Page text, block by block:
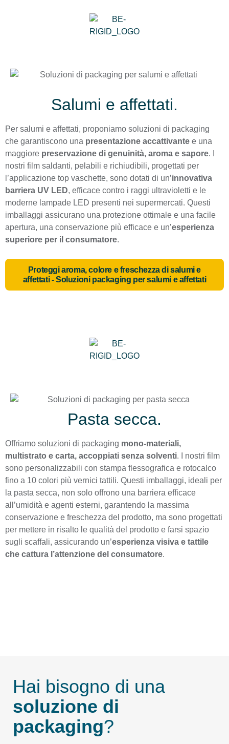
Salumi e affettati.
Per salumi e affettati, proponiamo soluzioni di packaging
che garantiscono una presentazione accattivante e una
maggiore preservazione di genuinità, aroma e sapore. I
nostri film saldanti, pelabili e richiudibili, progettati per
l’applicazione top vaschette, sono dotati di un’innovativa
barriera UV LED, efficace contro i raggi ultravioletti e le
moderne lampade LED presenti nei supermercati. Questi
imballaggi assicurano una protezione ottimale e una facile
apertura, una conservazione più efficace e un’esperienza
superiore per il consumatore.
Proteggi aroma, colore e freschezza di salumi e
affettati - Soluzioni packaging per salumi e affettati
Pasta secca.
Offriamo soluzioni di packaging mono-materiali,
multistrato e carta, accoppiati senza solventi. I nostri film
sono personalizzabili con stampa flessografica e rotocalco
fino a 10 colori più vernici tattili. Questi imballaggi, ideali per
la pasta secca, non solo offrono una barriera efficace
all’umidità e agenti esterni, garantendo la massima
conservazione e freschezza del prodotto, ma sono progettati
per mettere in risalto le qualità del prodotto e farsi spazio
sugli scaffali, assicurando un’esperienza visiva e tattile
che cattura l’attenzione del consumatore.
Hai bisogno di una
soluzione di
packaging?